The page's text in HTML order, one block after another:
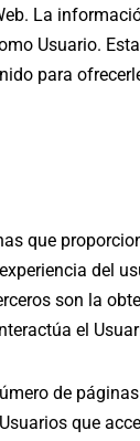
La
Usuario.
para
que
del
son la
el
de
que